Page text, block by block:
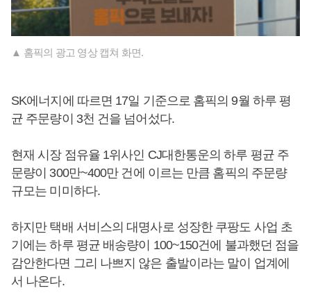
▲ 홈픽의 광고 영상 캡쳐 화면.
SK에너지에 따르면 17일 기준으로 홈픽의 9월 하루 평
균 주문량이 3천 건을 넘어섰다.
현재 시장 점유율 1위사인 CJ대한통운의 하루 평균 주
문량이 300만~400만 건에 이르는 만큼 홈픽의 주문량
규모는 미미하다.
하지만 택배 서비스의 대명사로 성장한 쿠팡도 사업 초
기에는 하루 평균 배송량이 100~150건에 불과했던 점을
감안한다면 그리 나쁘지 않은 출발이라는 말이 업계에
서 나온다.